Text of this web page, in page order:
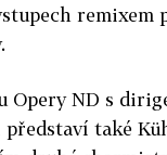
remixem
Opery ND s
představí také